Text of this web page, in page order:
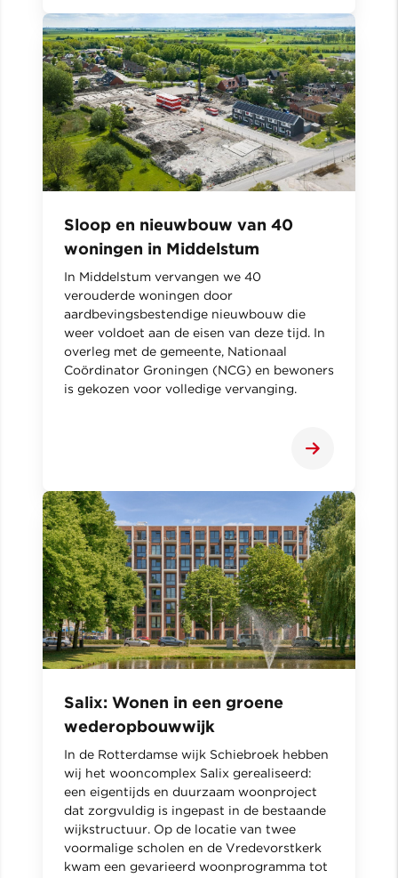
Sloop en nieuwbouw van 40
woningen in Middelstum
In Middelstum vervangen we 40
verouderde woningen door
aardbevingsbestendige nieuwbouw die
weer voldoet aan de eisen van deze tijd. In
overleg met de gemeente, Nationaal
Coördinator Groningen (NCG) en bewoners
is gekozen voor volledige vervanging.
Salix: Wonen in een groene
wederopbouwwijk
In de Rotterdamse wijk Schiebroek hebben
wij het wooncomplex Salix gerealiseerd:
een eigentijds en duurzaam woonproject
dat zorgvuldig is ingepast in de bestaande
wijkstructuur. Op de locatie van twee
voormalige scholen en de Vredevorstkerk
kwam een gevarieerd woonprogramma tot